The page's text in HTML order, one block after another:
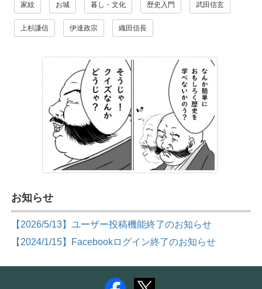
家紋 お城 暮し・文化 歴史入門 武田信玄
上杉謙信 伊達政宗 織田信長
お知らせ
【2026/5/13】ユーザー投稿機能終了のお知らせ
【2024/1/15】Facebookログイン終了のお知らせ